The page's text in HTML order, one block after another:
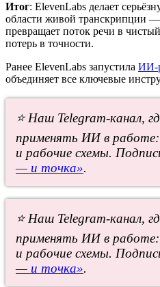
Итог: ElevenLabs делает
области живой транскрипции —
превращает поток речи в
потерь в точности.
Ранее ElevenLabs запустила ИИ-
объединяет все ключевые
⭐ Наш Telegram-канал,
применять ИИ в
и рабочие схемы.
— и точка».
⭐ Наш Telegram-канал,
применять ИИ в
и рабочие схемы.
— и точка».